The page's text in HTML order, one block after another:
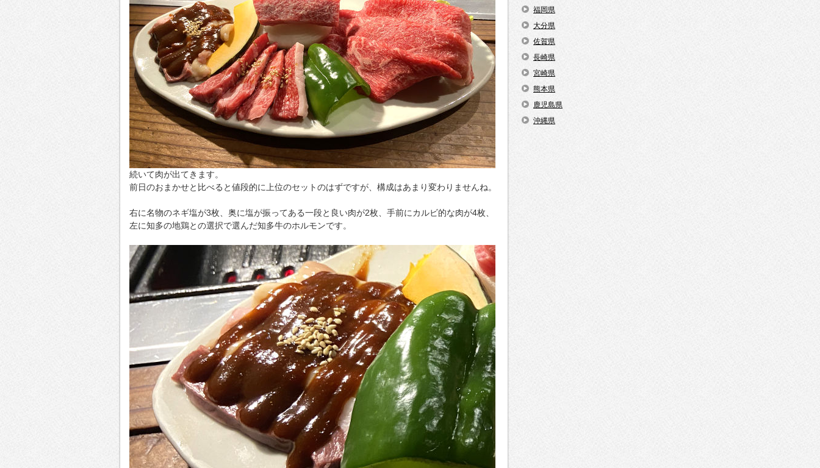
続いて肉が出てきます。
前日のおまかせと比べると値段的に上位のセットのはずですが、構成はあまり変わりませんね。
右に名物のネギ塩が3枚、奥に塩が振ってある一段と良い肉が2枚、手前にカルビ的な肉が4枚、
左に知多の地鶏との選択で選んだ知多牛のホルモンです。
福岡県
大分県
佐賀県
長崎県
宮崎県
熊本県
鹿児島県
沖縄県